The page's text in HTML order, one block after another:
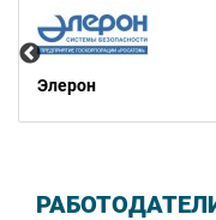
Элерон